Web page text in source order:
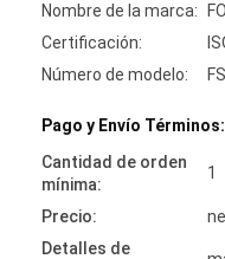
Nombre de la marca:
Certificación:
Número de modelo:
Pago y Envío Términos:
Cantidad de orden
mínima:
1
Precio:
Detalles de